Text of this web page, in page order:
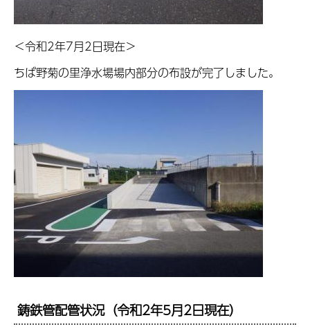
＜令和2年7月2日現在＞
ちば野菊の里浄水場場内部分の布設が完了しました。
鋳鉄管配管状況（令和2年5月2日現在）